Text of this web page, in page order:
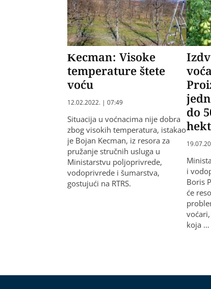
Kecman: Visoke
temperature štete
voću
12.02.2022. | 07:49
Situacija u voćnacima nije dobra
zbog visokih temperatura, istakao
je Bojan Kecman, iz resora za
pružanje stručnih usluga u
Ministarstvu poljoprivrede,
vodoprivrede i šumarstva,
gostujući na RTRS.
do
i
Boris
će
koja …